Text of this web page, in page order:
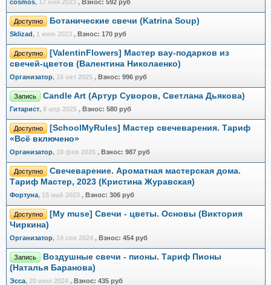
cosmos, 17 ноя 2023 , Взнос: 592 руб
Доступно Ботанические свечи (Katrina Soup)
Sklizad, 1 июн 2023 , Взнос: 170 руб
Доступно
[ValentinFlowers] Мастер вау-подарков из
свечей-цветов (Валентина Николаенко)
Организатор, 16 окт 2025 , Взнос: 996 руб
Запись Candle Art (Артур Суворов, Светлана Дьякова)
Гитарист, 8 апр 2025 , Взнос: 580 руб
Доступно
[SchoolMyRules] Мастер свечеварения. Тариф
«Всё включено»
Организатор, 18 фев 2026 , Взнос: 987 руб
Доступно
Свечеварение. Ароматная мастерская дома.
Тариф Мастер, 2023 (Кристина Журавская)
Фортуна, 15 май 2023 , Взнос: 306 руб
Доступно
[My muse] Свечи - цветы. Основы (Виктория
Чиркина)
Организатор, 14 сен 2024 , Взнос: 454 руб
Запись
Воздушные свечи - пионы. Тариф Пионы
(Наталья Баранова)
Эсса, 20 июл 2024 , Взнос: 435 руб